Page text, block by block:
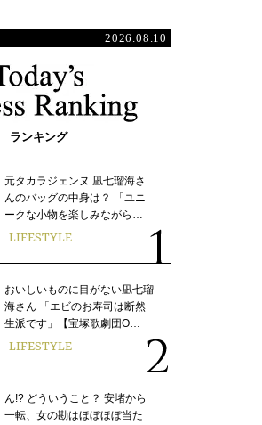
2026.08.10
ランキング
元タカラジェンヌ 凪七瑠海さ
んのバッグの中身は？ 「ユニ
ークな小物を楽しみながら…
LIFESTYLE
おいしいものに目がない凪七瑠
海さん 「エビのお寿司は断然
生派です」【宝塚歌劇団O…
LIFESTYLE
ん!? どういうこと？ 安堵から
一転、女の勘はほぼほぼ当た